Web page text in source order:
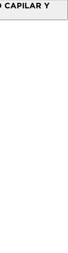
CAPILAR Y